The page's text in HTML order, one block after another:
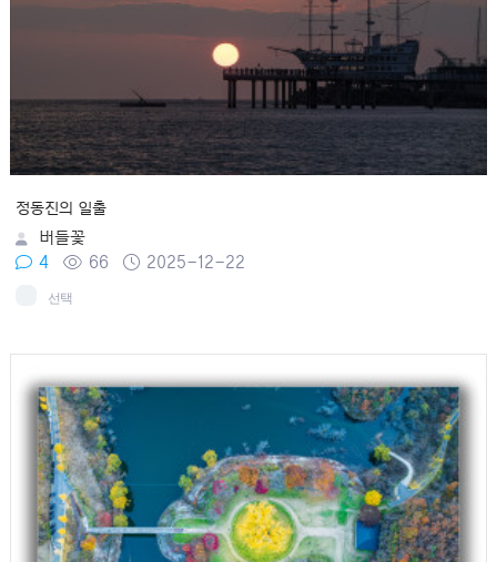
정동진의 일출
버들꽃
4
66 2025-12-22
선택